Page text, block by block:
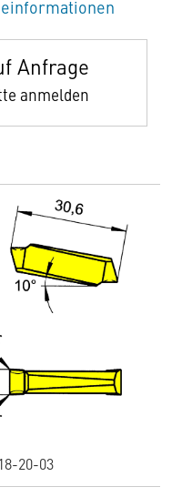
Anfrage
anmelden
20-03